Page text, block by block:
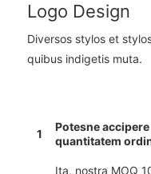
Logo Design
Diversos stylos et
quibus indigetis muta.
1
Potesne
quantitatem
Ita, nostra MOQ